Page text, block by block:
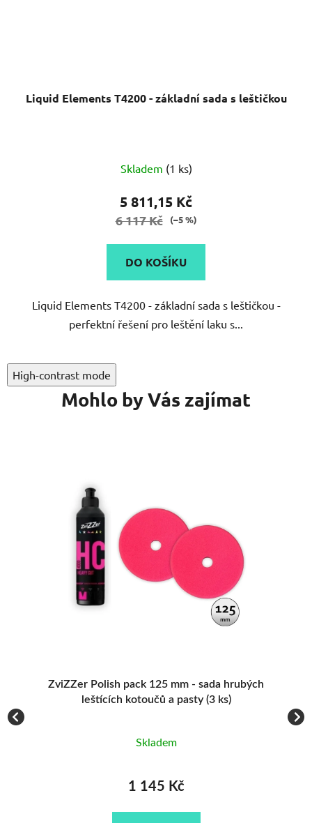
Liquid Elements T4200 - základní sada s leštičkou
Skladem (1 ks)
5 811,15 Kč
6 117 Kč (–5 %)
DO KOŠÍKU
Liquid Elements T4200 - základní sada s leštičkou -
perfektní řešení pro leštění laku s...
High-contrast mode
Mohlo by Vás zajímat
ZviZZer Polish pack 125 mm - sada hrubých
leštících kotoučů a pasty (3 ks)
Skladem
1 145 Kč